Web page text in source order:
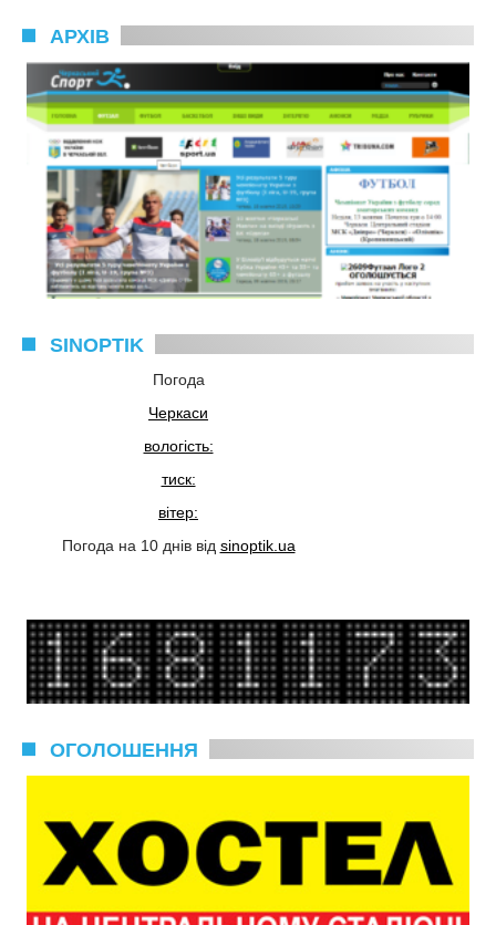
АРХІВ
SINOPTIK
Погода
Черкаси
вологість:
тиск:
вітер:
Погода на 10 днів від sinoptik.ua
ОГОЛОШЕННЯ